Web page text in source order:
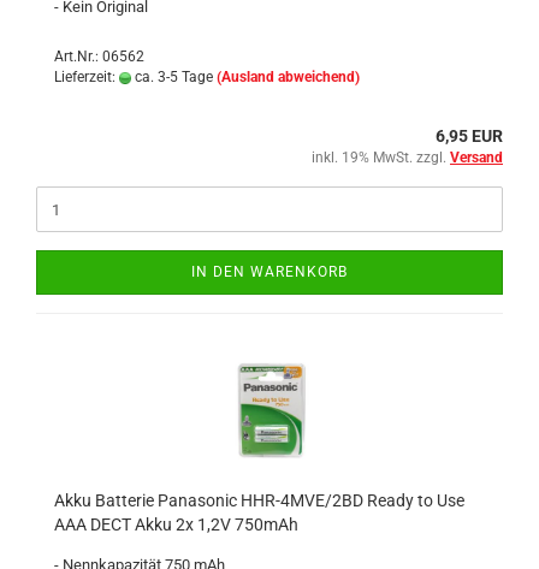
- Kein Original
Art.Nr.: 06562
Lieferzeit:
ca. 3-5 Tage (Ausland abweichend)
6,95 EUR
inkl. 19% MwSt. zzgl. Versand
IN DEN WARENKORB
Akku Batterie Panasonic HHR-4MVE/2BD Ready to Use
AAA DECT Akku 2x 1,2V 750mAh
- Nennkapazität 750 mAh